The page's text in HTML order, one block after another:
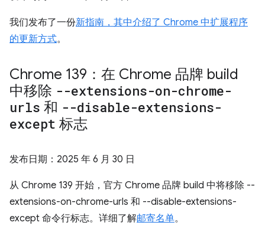
我们发布了一份新指南，其中介绍了 Chrome 中扩展程序
的更新方式。
Chrome 139：在 Chrome 品牌 build
中移除 --extensions-on-chrome-
urls 和 --disable-extensions-
except 标志
发布日期： 2025 年 6 月 30 日
从 Chrome 139 开始，官方 Chrome 品牌 build 中将移除 --
extensions-on-chrome-urls 和 --disable-extensions-
except 命令行标志。详细了解邮寄名单。